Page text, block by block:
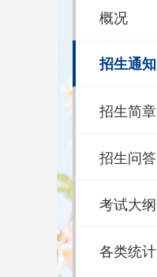
概况
招生通知
招生简章
招生问答
考试大纲
各类统计